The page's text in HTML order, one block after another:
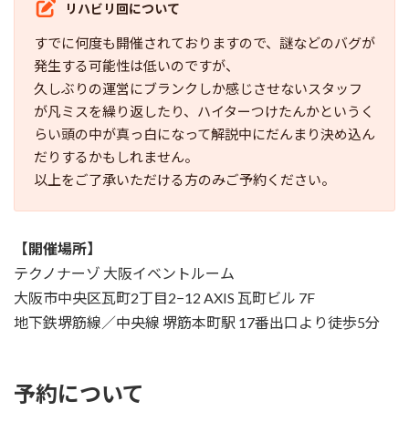
リハビリ回について
すでに何度も開催されておりますので、謎などのバグが
発生する可能性は低いのですが、
久しぶりの運営にブランクしか感じさせないスタッフ
が凡ミスを繰り返したり、ハイターつけたんかというく
らい頭の中が真っ白になって解説中にだんまり決め込ん
だりするかもしれません。
以上をご了承いただける方のみご予約ください。
【開催場所】
テクノナーゾ 大阪イベントルーム
大阪市中央区瓦町2丁目2−12 AXIS 瓦町ビル 7F
地下鉄堺筋線／中央線 堺筋本町駅 17番出口より徒歩5分
予約について